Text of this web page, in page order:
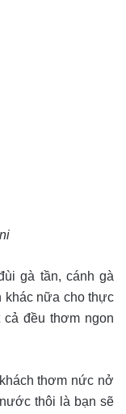
gà tần, cánh gà
khác nữa cho thực
đều thơm ngon
thơm nức nở
thôi là bạn sẽ